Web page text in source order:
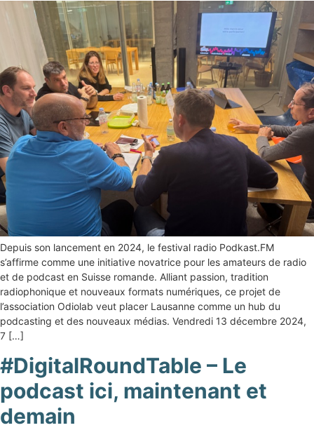
Depuis son lancement en 2024, le festival radio Podkast.FM
s’affirme comme une initiative novatrice pour les amateurs de radio
et de podcast en Suisse romande. Alliant passion, tradition
radiophonique et nouveaux formats numériques, ce projet de
l’association Odiolab veut placer Lausanne comme un hub du
podcasting et des nouveaux médias. Vendredi 13 décembre 2024,
7 […]
#DigitalRoundTable – Le
podcast ici, maintenant et
demain